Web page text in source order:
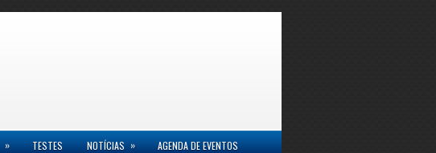
» TESTES NOTÍCIAS » AGENDA DE EVENTOS